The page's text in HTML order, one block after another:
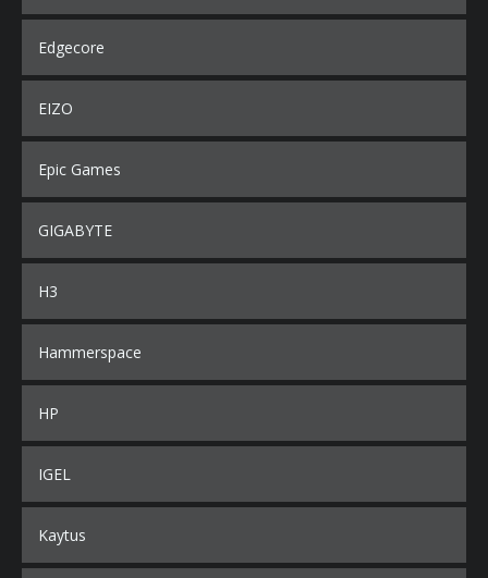
Edgecore
EIZO
Epic Games
GIGABYTE
H3
Hammerspace
HP
IGEL
Kaytus